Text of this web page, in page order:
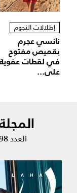
إطلالات النجوم
نانسي عجرم
بقميص مفتوح
في لقطات عفوية
على...
العدد 1098 | تموز 2026